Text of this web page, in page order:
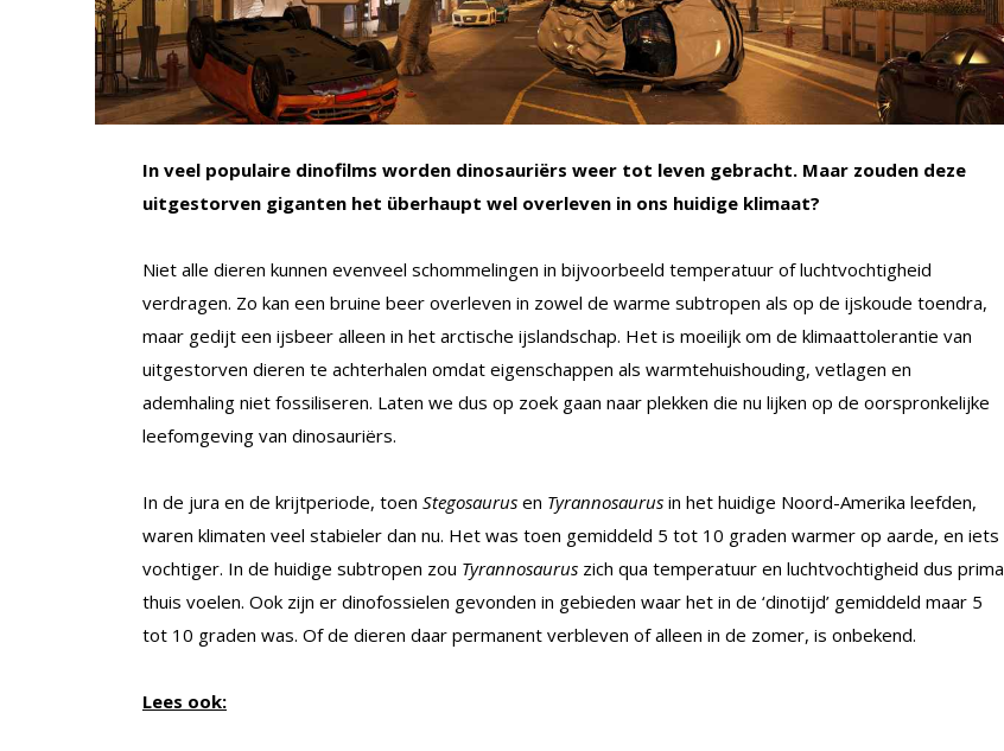
In veel populaire dinofilms worden dinosauriërs weer tot leven gebracht. Maar zouden deze
uitgestorven giganten het überhaupt wel overleven in ons huidige klimaat?
Niet alle dieren kunnen evenveel schommelingen in bijvoorbeeld temperatuur of luchtvochtigheid
verdragen. Zo kan een bruine beer overleven in zowel de warme subtropen als op de ijskoude toendra,
maar gedijt een ijsbeer alleen in het arctische ijslandschap. Het is moeilijk om de klimaattolerantie van
uitgestorven dieren te achterhalen omdat eigenschappen als warmtehuishouding, vetlagen en
ademhaling niet fossiliseren. Laten we dus op zoek gaan naar plekken die nu lijken op de oorspronkelijke
leefomgeving van dinosauriërs.
In de jura­ en de krijtperiode, toen Stegosaurus en Tyrannosaurus in het huidige Noord-Amerika leefden,
waren klimaten veel stabieler dan nu. Het was toen gemiddeld 5 tot 10 graden warmer op aarde, en iets
vochtiger. In de huidige subtropen zou Tyrannosaurus zich qua temperatuur en luchtvochtigheid dus prima
thuis voelen. Ook zijn er dinofossielen gevonden in gebieden waar het in de ‘dinotijd’ gemiddeld maar 5
tot 10 graden was. Of de dieren daar permanent verbleven of alleen in de zomer, is onbekend.
Lees ook: